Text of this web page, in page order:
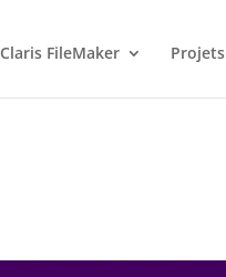
Claris FileMaker Projets